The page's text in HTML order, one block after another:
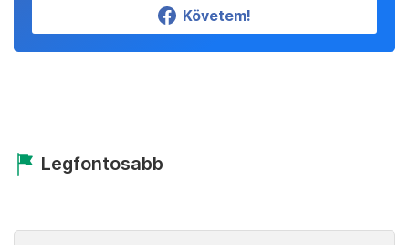
Követem!
Legfontosabb